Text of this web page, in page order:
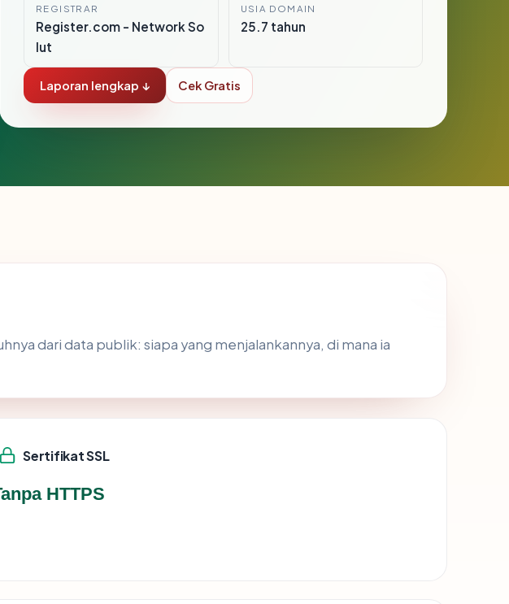
REGISTRAR
Register.com - Network So
lut
USIA DOMAIN
25.7 tahun
Laporan lengkap ↓ Cek Gratis
dari data publik: siapa yang menjalankannya, di mana ia
Sertifikat SSL
HTTPS